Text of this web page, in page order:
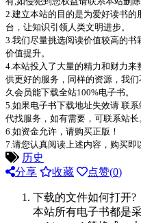
2.建立本站的目的是为爱好读书
台，让知识引领人类文明进步。
3.我们尽量挑选阅读价值较高的
价值提升。
4.本站投入了大量的精力和财力
供更好的服务，同样的资源，我
久会员能下载全站100%电子书。
5.如果电子书下载地址失效请 联
代找服务，如有需要，可联系站长
6.如资金允许，请购买正版！
7.请您认真阅读上述内容，购买即
历史
分享
收藏 点赞(0)
下载的文件如何打开?
本站所有电子书都是